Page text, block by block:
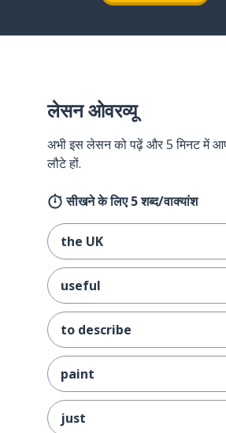
लेसन ओवरव्यू
अभी इस लेसन को पढ़ें और 5 मिनट में
लौटे हों.
सीखने के लिए 5 शब्द/वाक्यांश
the UK
useful
to describe
paint
just